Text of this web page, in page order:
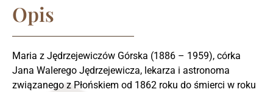
Opis
Maria z Jędrzejewiczów Górska (1886 – 1959), córka
Jana Walerego Jędrzejewicza, lekarza i astronoma
związanego z Płońskiem od 1862 roku do śmierci w roku